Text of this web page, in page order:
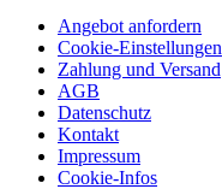
Angebot anfordern
Cookie-Einstellungen
Zahlung und Versand
AGB
Datenschutz
Kontakt
Impressum
Cookie-Infos